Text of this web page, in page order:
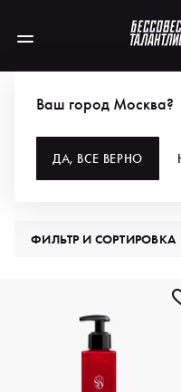
Ваш город Москва?
ДА, ВСЕ ВЕРНО
ВСЕ
ФИЛЬТР И